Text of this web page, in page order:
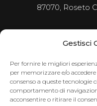
Gestisci
Per fornire le migliori
per memorizzare e/o
consenso a queste
comportamento di
acconsentire o ritirare il
87070, Roseto
Seguici